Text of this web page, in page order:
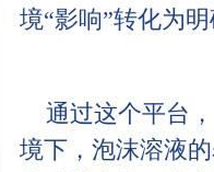
境“影响”转化为
通过这个平台
境下，泡沫溶液